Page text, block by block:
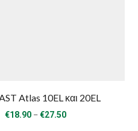
Atlas 10EL και 20EL
€18.90 –€27.50Price